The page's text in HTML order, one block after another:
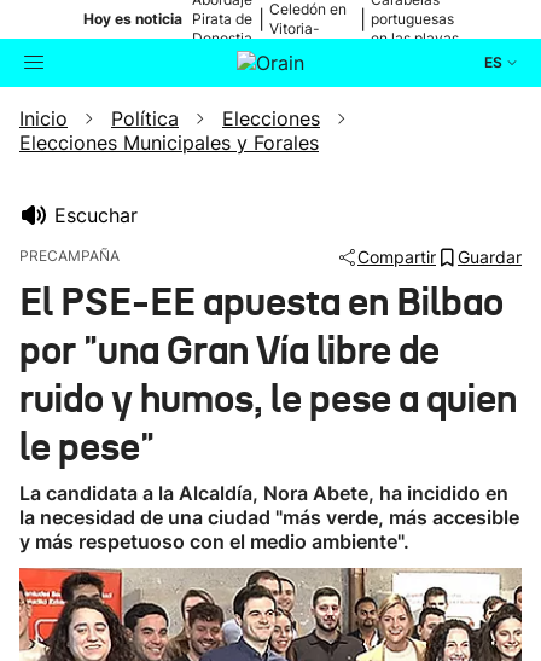
Hoy es noticia Pirata de
Donostia
Celedón en
Vitoria-
portuguesas
en las playas
ES
Buscador Actualidad
Ikusmiran
Eguraldia
Inicio Política
Elecciones
Elecciones Municipales y Forales
Escuchar
PRECAMPAÑA Compartir Guardar
El PSE-EE apuesta en Bilbao
por "una Gran Vía libre de
ruido y humos, le pese a quien
le pese"
La candidata a la Alcaldía, Nora Abete, ha incidido en
la necesidad de una ciudad "más verde, más accesible
y más respetuoso con el medio ambiente".